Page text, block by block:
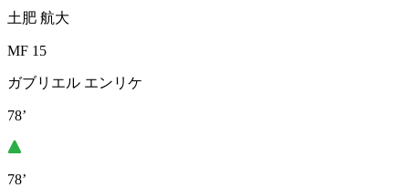
土肥 航大
MF 15
ガブリエル エンリケ
78’
78’